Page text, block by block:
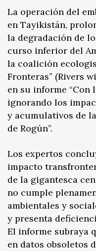
La operación del
en Tayikistán,
la degradación de
curso inferior del
la coalición
Fronteras” (Rivers
en su informe “Con
ignorando los
y acumulativos de
de Rogún”.
Los expertos
impacto
de la gigantesca
no cumple
ambientales y
y presenta
El informe subraya
en datos obsoletos